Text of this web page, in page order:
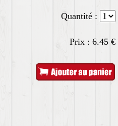
Quantité :
Prix : 6.45 €